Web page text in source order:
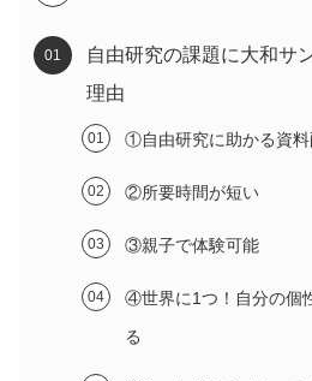
自由研究の課題に大和サ
理由
①自由研究に助かる資料
②所要時間が短い
③親子で体験可能
④世界に1つ！自分の個
る